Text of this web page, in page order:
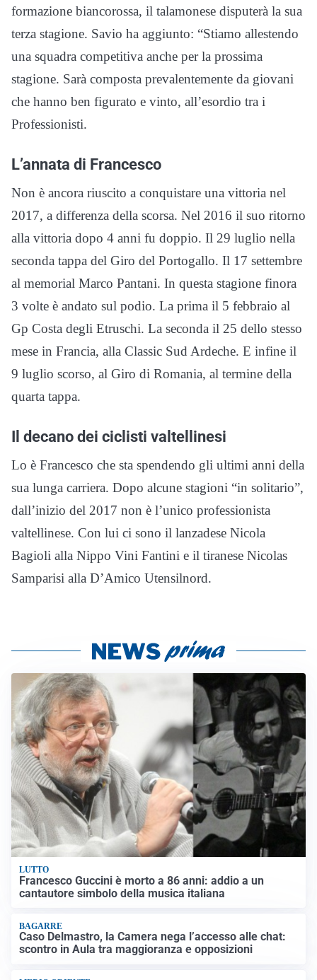
formazione biancorossa, il talamonese disputerà la sua
terza stagione. Savio ha aggiunto: “Stiamo allestendo
una squadra competitiva anche per la prossima
stagione. Sarà composta prevalentemente da giovani
che hanno ben figurato e vinto, all’esordio tra i
Professionisti.
L’annata di Francesco
Non è ancora riuscito a conquistare una vittoria nel
2017, a differenza della scorsa. Nel 2016 il suo ritorno
alla vittoria dopo 4 anni fu doppio. Il 29 luglio nella
seconda tappa del Giro del Portogallo. Il 17 settembre
al memorial Marco Pantani. In questa stagione finora
3 volte è andato sul podio. La prima il 5 febbraio al
Gp Costa degli Etruschi. La seconda il 25 dello stesso
mese in Francia, alla Classic Sud Ardeche. E infine il
9 luglio scorso, al Giro di Romania, al termine della
quarta tappa.
Il decano dei ciclisti valtellinesi
Lo è Francesco che sta spendendo gli ultimi anni della
sua lunga carriera. Dopo alcune stagioni “in solitario”,
dall’inizio del 2017 non è l’unico professionista
valtellinese. Con lui ci sono il lanzadese Nicola
Bagioli alla Nippo Vini Fantini e il tiranese Nicolas
Samparisi alla D’Amico Utensilnord.
LUTTO
Francesco Guccini è morto a 86 anni: addio a un
cantautore simbolo della musica italiana
BAGARRE
Caso Delmastro, la Camera nega l’accesso alle chat:
scontro in Aula tra maggioranza e opposizioni